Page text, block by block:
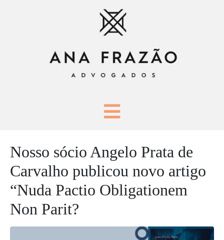
Nosso sócio Angelo Prata de
Carvalho publicou novo artigo
“Nuda Pactio Obligationem
Non Parit?